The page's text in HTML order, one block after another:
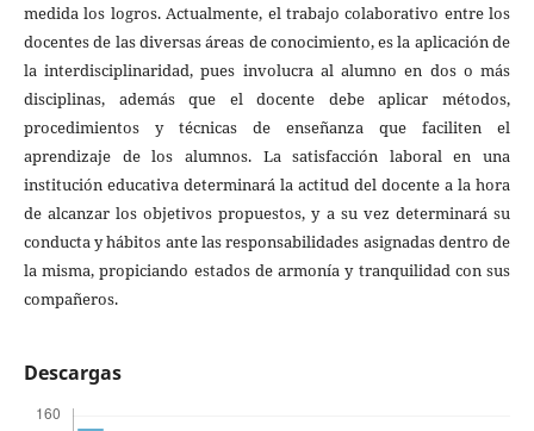
medida los logros. Actualmente, el trabajo colaborativo entre los
docentes de las diversas áreas de conocimiento, es la aplicación de
la interdisciplinaridad, pues involucra al alumno en dos o más
disciplinas, además que el docente debe aplicar métodos,
procedimientos y técnicas de enseñanza que faciliten el
aprendizaje de los alumnos. La satisfacción laboral en una
institución educativa determinará la actitud del docente a la hora
de alcanzar los objetivos propuestos, y a su vez determinará su
conducta y hábitos ante las responsabilidades asignadas dentro de
la misma, propiciando estados de armonía y tranquilidad con sus
compañeros.
Descargas